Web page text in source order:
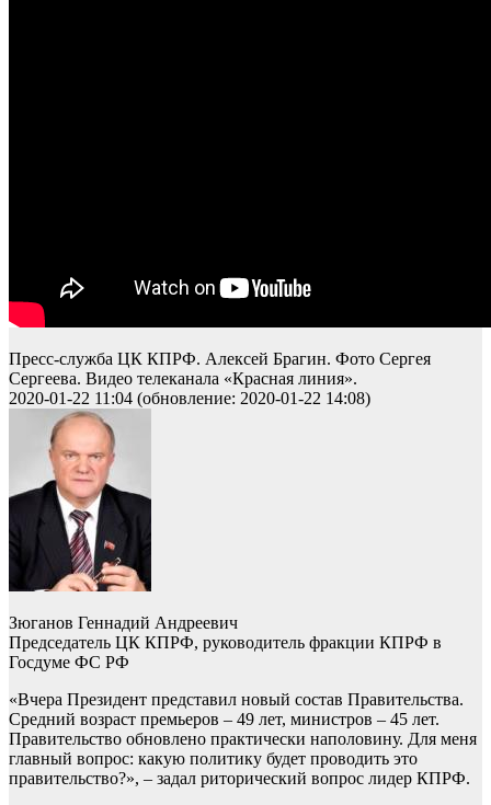
Пресс-служба ЦК КПРФ. Алексей Брагин. Фото Сергея
Сергеева. Видео телеканала «Красная линия».
2020-01-22 11:04 (обновление: 2020-01-22 14:08)
Зюганов Геннадий Андреевич
Председатель ЦК КПРФ, руководитель фракции КПРФ в
Госдуме ФС РФ
«Вчера Президент представил новый состав Правительства.
Средний возраст премьеров – 49 лет, министров – 45 лет.
Правительство обновлено практически наполовину. Для меня
главный вопрос: какую политику будет проводить это
правительство?», – задал риторический вопрос лидер КПРФ.